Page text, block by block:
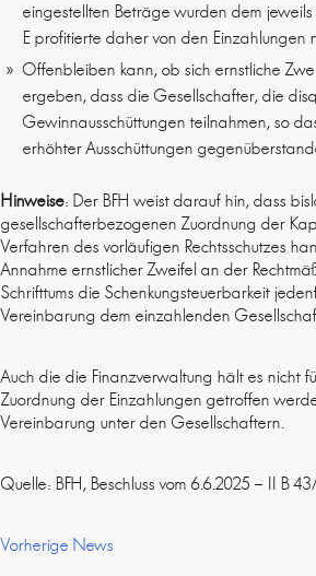
eingestellten Beträge wurden dem
E profitierte daher von den Einzahlungen
Offenbleiben kann, ob sich ernstliche
ergeben, dass die Gesellschafter, die
Gewinnausschüttungen teilnahmen, so
erhöhter Ausschüttungen
Hinweise: Der BFH weist darauf hin, dass
gesellschafterbezogenen Zuordnung der
Verfahren des vorläufigen Rechtsschutzes
Annahme ernstlicher Zweifel an der
Schrifttums die Schenkungsteuerbarkeit
Vereinbarung dem einzahlenden
Auch die die Finanzverwaltung hält es nicht
Zuordnung der Einzahlungen getroffen
Vereinbarung unter den Gesellschaftern.
Quelle: BFH, Beschluss vom 6.6.2025 – II B
Vorherige News